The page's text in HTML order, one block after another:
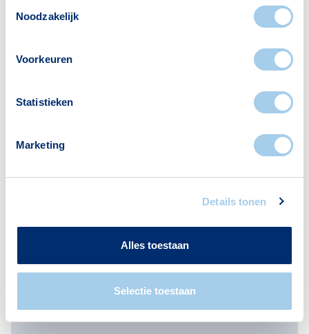
Noodzakelijk
Voorkeuren
Statistieken
Marketing
Details tonen
Alles toestaan
Selectie toestaan
te brengen. Hierdoor heb je beter inzichtelijk of